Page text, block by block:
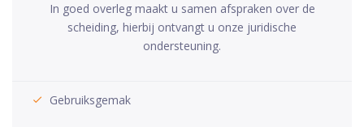
In goed overleg maakt u samen afspraken over de
scheiding, hierbij ontvangt u onze juridische
ondersteuning.
Gebruiksgemak